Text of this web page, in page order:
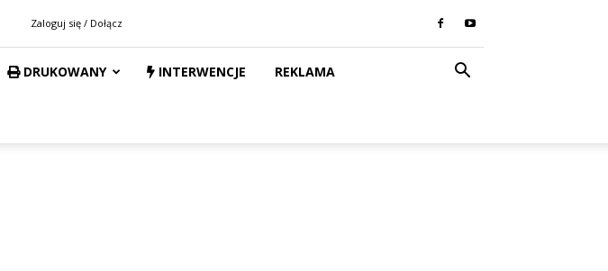
Zaloguj się / Dołącz
DRUKOWANY INTERWENCJE REKLAMA